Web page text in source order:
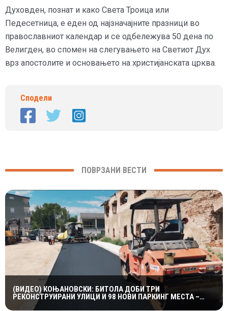
Духовден, познат и како Света Троица или
Педесетница, е еден од најзначајните празници во
православниот календар и се одбележува 50 дена по
Велигден, во спомен на слегувањето на Светиот Дух
врз апостолите и основањето на христијанската црква.
Сподели
ПОВРЗАНИ ВЕСТИ
(ВИДЕО) КОЊАНОВСКИ: БИТОЛА ДОБИ ТРИ
РЕКОНСТРУИРАНИ УЛИЦИ И 98 НОВИ ПАРКИНГ МЕСТА –
ИНВЕСТИЦИИ ОД НАД 19 МИЛИОНИ ДЕНАРИ